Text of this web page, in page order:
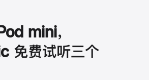
mini，
免费试听三个